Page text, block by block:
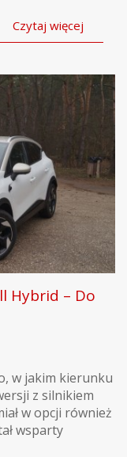
Czytaj więcej
Hybrid – Do
w jakim kierunku
z silnikiem
w opcji również
wsparty